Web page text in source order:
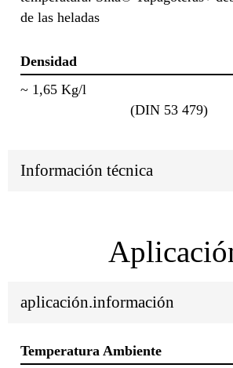
de las heladas
Densidad
~ 1,65
(DIN 53 479)
Información técnica
aplicación.información
Temperatura Ambiente